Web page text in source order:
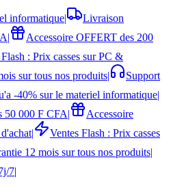
informatique|
Livraison
|
Accessoire OFFERT des 200
: Prix casses sur PC &
sur tous nos produits|
Support
-40% sur le materiel informatique|
000 F CFA|
Accessoire
|
Ventes Flash : Prix casses
12 mois sur tous nos produits|
7|